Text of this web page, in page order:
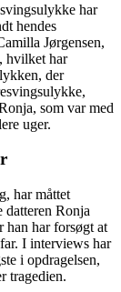
har
hendes
Jørgensen,
hvilket har
der
som var med
uger.
har måttet
datteren Ronja
har forsøgt at
I interviews har
i opdragelsen,
tragedien.